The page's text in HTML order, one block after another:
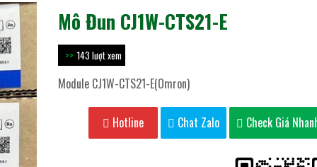
Mô Đun CJ1W-CTS21-E
143 lượt xem
Module CJ1W-CTS21-E(Omron)
Hotline Chat Zalo Check Giá